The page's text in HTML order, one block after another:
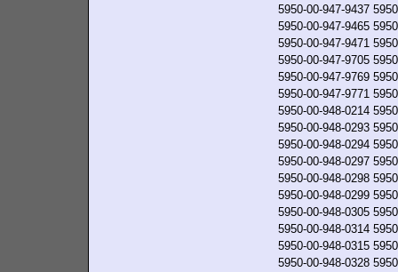
5950-00-947-9437
5950-00-947-9465
5950-00-947-9471
5950-00-947-9705
5950-00-947-9769
5950-00-947-9771
5950-00-948-0214
5950-00-948-0293
5950-00-948-0294
5950-00-948-0297
5950-00-948-0298
5950-00-948-0299
5950-00-948-0305
5950-00-948-0314
5950-00-948-0315
5950-00-948-0328